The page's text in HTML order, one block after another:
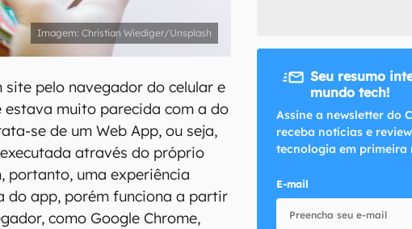
Christian Wiediger/Unsplash
site pelo navegador do celular e
estava muito parecida com a do
se de um Web App, ou seja,
através do próprio
portanto, uma experiência
do app, porém funciona a partir
como Google Chrome,
Seu resumo
mundo tech!
Assine a newsletter do
receba notícias e
tecnologia em primeira
E-mail